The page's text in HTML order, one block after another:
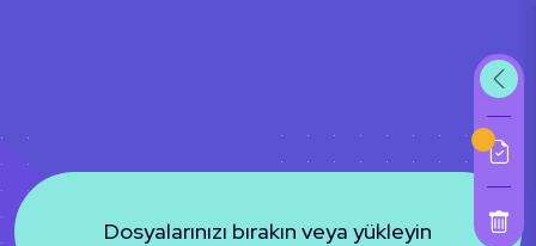
Dosyalarınızı bırakın veya yükleyin